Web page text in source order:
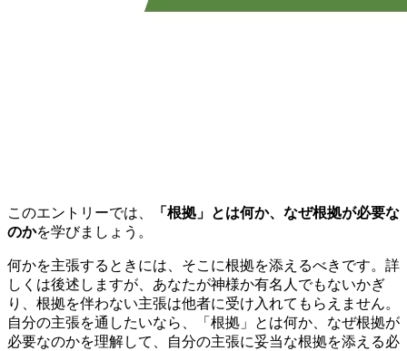
このエントリーでは、
「根拠」とは何か、なぜ根拠が必要な
のかを学びましょう。
何かを主張するときには、そこに根拠を添えるべきです。詳
しくは後述しますが、あなたが神様か有名人でもないかぎ
り、根拠を伴わない主張は他者に受け入れてもらえません。
自分の主張を通したいなら、「根拠」とは何か、なぜ根拠が
必要なのかを理解して、自分の主張に妥当な根拠を添える必